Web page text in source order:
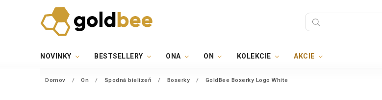
NOVINKY BESTSELLERY ONA ON KOLEKCIE AKCIE
Domov / On / Spodná bielizeň / Boxerky / GoldBee Boxerky Logo White